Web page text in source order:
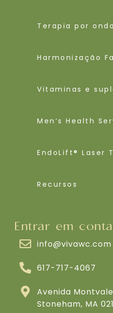
Terapia por
Harmonização
Vitaminas e
Men’s Health
EndoLift® Laser
Recursos
Entrar em
info@vivawc.com
617-717-4067
Avenida
Stoneham, MA